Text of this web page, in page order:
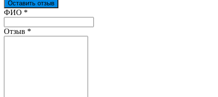
Оставить отзыв
Ваш отзыв был отправлен!
ФИО *
Отзыв *